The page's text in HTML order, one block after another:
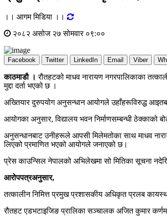
।। आगम मिडिया ।।
२०८२ असोज २७ सोमवार ०९:००
Facebook Twitter LinkedIn Email Viber
काठमाडौ ।रौतहटको माधव नारायण नगरपालिकाका
मुद्दा दर्ता भएको छ ।
अख्तियार दुरुपयोग अनुसन्धान आयोगले उहाँहरूविरुद्ध
आयोगका अनुसार, विद्यालय भवन निर्माणसम्बन्धी ठेक्काको
अनुसन्धानबाट उनीहरूले आपसी मिलेमतोका साथ माधव
लिएको प्रमाणित भएको आयोगले जनाएको छ।
प्रेस काउन्सिल नेपालको अभिलेखमा सो मितिका सूचना
आरोपपत्रअनुसार,
तत्कालीन निमित्त प्रमुख प्रशासकीय अधिकृत प्रलब
रौतहट एडभटाइजिङ प्रालिका सञ्चालक अजित कुमार